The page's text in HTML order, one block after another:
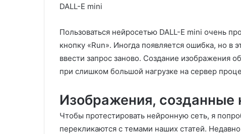
DALL-E mini
Пользоваться нейросетью DALL-E mini очень
кнопку «Run». Иногда появляется ошибка, но в
ввести запрос заново. Создание изображения
при слишком большой нагрузке на сервер
Изображения, созданные
Чтобы протестировать нейронную сеть, я
перекликаются с темами наших статей.